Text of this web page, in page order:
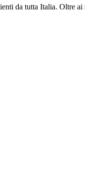
da tutta Italia. Oltre